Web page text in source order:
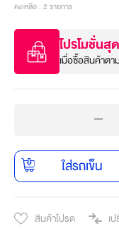
คงเหลือ : 2 รายการ
โปรโมชั่นสุ
เมื่อซื้อสินค้าตา
ใส่รถเข็น
สินค้าโปรด เ